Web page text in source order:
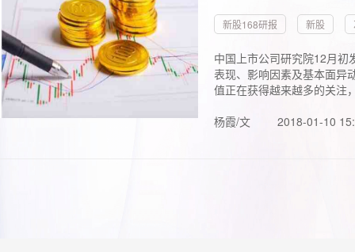
新股168研报 新股
中国上市公司研究院12月初
表现、影响因素及基本面异
值正在获得越来越多的关注
杨霞/文
2018-01-10